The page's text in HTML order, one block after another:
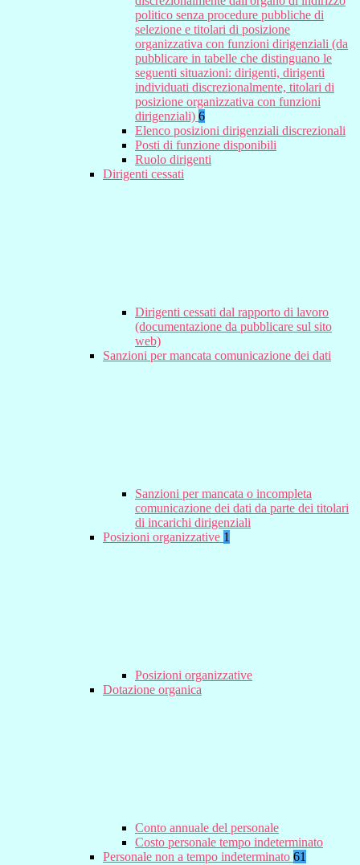
politico senza procedure pubbliche di
selezione e titolari di posizione
organizzativa con funzioni dirigenziali (da
pubblicare in tabelle che distinguano le
seguenti situazioni: dirigenti, dirigenti
individuati discrezionalmente, titolari di
posizione organizzativa con funzioni
dirigenziali) 6
Elenco posizioni dirigenziali discrezionali
Posti di funzione disponibili
Ruolo dirigenti
Dirigenti cessati
Dirigenti cessati dal rapporto di lavoro
(documentazione da pubblicare sul sito
web)
Sanzioni per mancata comunicazione dei dati
Sanzioni per mancata o incompleta
comunicazione dei dati da parte dei titolari
di incarichi dirigenziali
Posizioni organizzative 1
Posizioni organizzative
Dotazione organica
Conto annuale del personale
Costo personale tempo indeterminato
Personale non a tempo indeterminato 61